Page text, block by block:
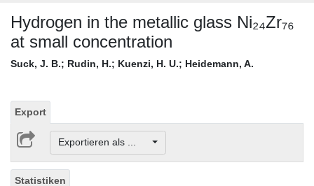
Hydrogen in the metallic glass Ni₂₄Zr₇₆
at small concentration
Suck, J. B.; Rudin, H.; Kuenzi, H. U.; Heidemann, A.
Export
Exportieren als ...
Statistiken